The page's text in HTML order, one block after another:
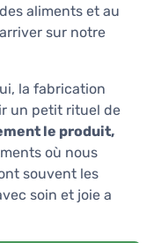
aliments et au
sur notre
la fabrication
un petit rituel de
le produit,
où nous
souvent les
soin et joie a